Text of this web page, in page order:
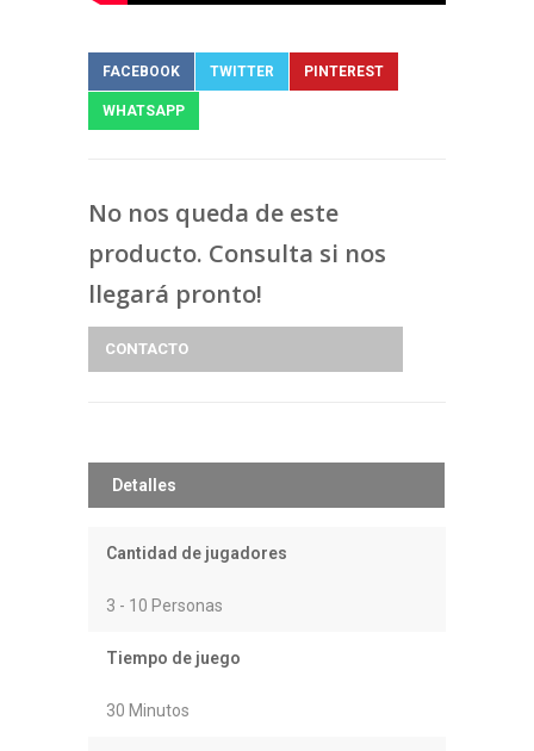
FACEBOOK TWITTER PINTEREST
WHATSAPP
No nos queda de este
producto. Consulta si nos
llegará pronto!
CONTACTO
Detalles
Cantidad de jugadores
3 - 10 Personas
Tiempo de juego
30 Minutos